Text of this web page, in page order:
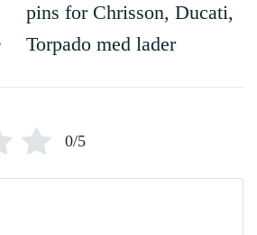
pins for Chrisson, Ducati,
Torpado med lader
0/5